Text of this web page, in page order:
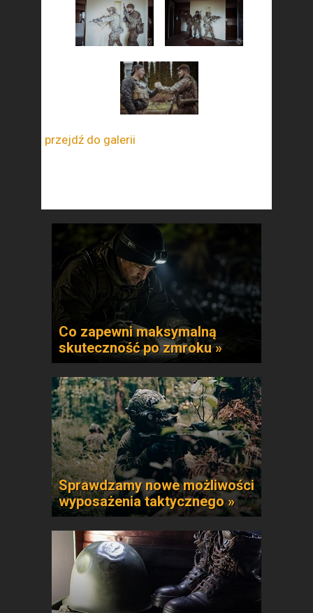
przejdź do galerii
Co zapewni maksymalną
skuteczność po zmroku »
Sprawdzamy nowe możliwości
wyposażenia taktycznego »